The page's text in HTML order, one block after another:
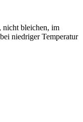
nicht bleichen, im
niedriger Temperatur